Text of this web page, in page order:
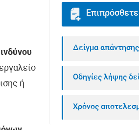
ή
Δείγμα απάντησης
Οδηγίες λήψης
Χρόνος